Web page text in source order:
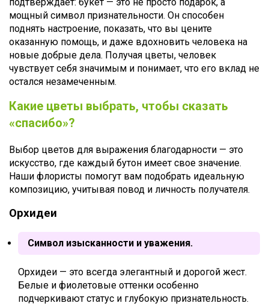
мощный символ признательности. Он способен
поднять настроение, показать, что вы цените
оказанную помощь, и даже вдохновить человека на
новые добрые дела. Получая цветы, человек
чувствует себя значимым и понимает, что его вклад не
остался незамеченным.
Какие цветы выбрать, чтобы сказать
«спасибо»?
Выбор цветов для выражения благодарности — это
искусство, где каждый бутон имеет свое значение.
Наши флористы помогут вам подобрать идеальную
композицию, учитывая повод и личность получателя.
Орхидеи
Символ изысканности и уважения.
Орхидеи — это всегда элегантный и дорогой жест.
Белые и фиолетовые оттенки особенно
подчеркивают статус и глубокую признательность.